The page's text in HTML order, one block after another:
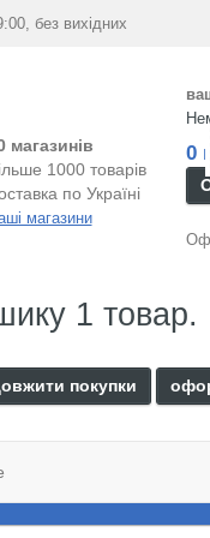
без вихідних
магазинів
1000 товарів
по Україні
магазини
0
1 товар.
покупки